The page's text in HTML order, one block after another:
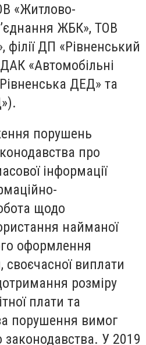
«Житлово-
ЖБК», ТОВ
філії ДП «Рівненський
«Автомобільні
ДЕД» та
порушень
про
інформації
щодо
найманої
оформлення
своєчасної виплати
розміру
плати та
порушення вимог
законодавства. У 2019